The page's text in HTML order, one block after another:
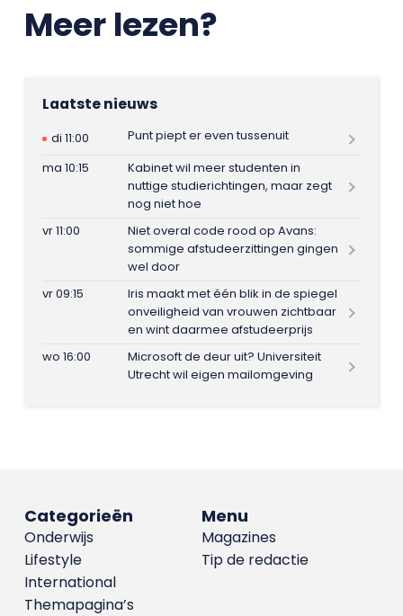
Meer lezen?
Laatste nieuws
di 11:00
Punt piept er even tussenuit
ma 10:15
Kabinet wil meer studenten in
nuttige studierichtingen, maar zegt
nog niet hoe
vr 11:00
Niet overal code rood op Avans:
sommige afstudeerzittingen gingen
wel door
vr 09:15
Iris maakt met één blik in de spiegel
onveiligheid van vrouwen zichtbaar
en wint daarmee afstudeerprijs
wo 16:00
Microsoft de deur uit? Universiteit
Utrecht wil eigen mailomgeving
Menu
Magazines
Tip de redactie
Categorieën
Onderwijs
Lifestyle
International
Themapagina’s